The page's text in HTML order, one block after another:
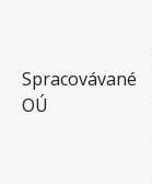
Spracovávané
OÚ